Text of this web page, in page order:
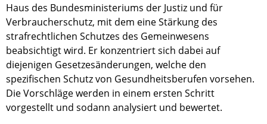
Haus des Bundesministeriums der Justiz und für
Verbraucherschutz, mit dem eine Stärkung des
strafrechtlichen Schutzes des Gemeinwesens
beabsichtigt wird. Er konzentriert sich dabei auf
diejenigen Gesetzesänderungen, welche den
spezifischen Schutz von Gesundheitsberufen vorsehen.
Die Vorschläge werden in einem ersten Schritt
vorgestellt und sodann analysiert und bewertet.